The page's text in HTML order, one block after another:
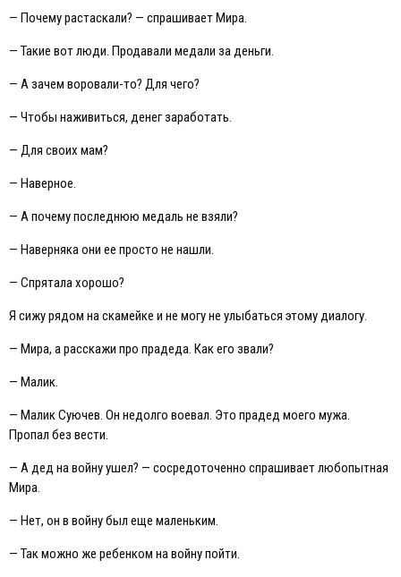
— Почему растаскали? — спрашивает Мира.
— Такие вот люди. Продавали медали за деньги.
— А зачем воровали-то? Для чего?
— Чтобы наживиться, денег заработать.
— Для своих мам?
— Наверное.
— А почему последнюю медаль не взяли?
— Наверняка они ее просто не нашли.
— Спрятала хорошо?
Я сижу рядом на скамейке и не могу не улыбаться этому диалогу.
— Мира, а расскажи про прадеда. Как его звали?
— Малик.
— Малик Суючев. Он недолго воевал. Это прадед моего мужа.
Пропал без вести.
— А дед на войну ушел? — сосредоточенно спрашивает любопытная
Мира.
— Нет, он в войну был еще маленьким.
— Так можно же ребенком на войну пойти.